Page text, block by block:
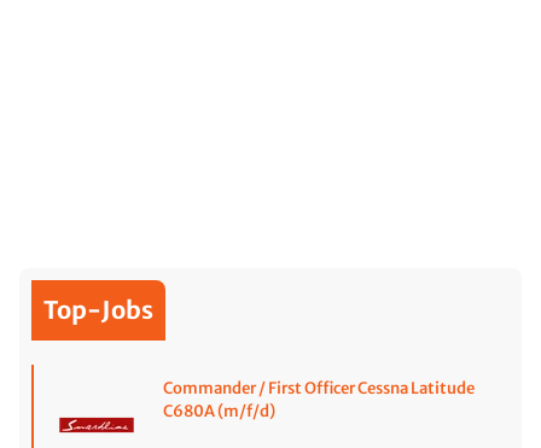
Top-Jobs
Commander / First Officer Cessna Latitude
C680A (m/f/d)